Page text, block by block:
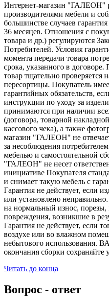
Интернет-магазин "ГАЛЕОН"
производителями мебели и
большинстве случаев
36 месяцев. Отношения с
товара и др.) регулируются
Потребителей. Условия
момента передачи товара
срока, указанного в
товар тщательно проверяется
пересортицы. Покупатель
гарантийных обязательств,
инструкции по уходу за
принимаются при наличии
(договора, товарной
кассового чека), а также
магазин "ГАЛЕОН" не
за несоблюдения
мебелью и самостоятельной
"ГАЛЕОН" не несет
инициативе Покупателя
и снимает такую мебель с
Гарантия не действует, если
или установлено
на нормальный износ,
повреждения, возникшие в
Гарантия не действует, если
воздухе или во влажном
небытового использования.
окончания сборки
Читать до конца
Вопрос - ответ